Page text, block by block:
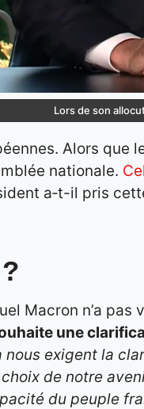
Lors de son
Alors que
nationale.
a‑t-il pris
Macron n’a
une
exigent la
de notre
du peuple